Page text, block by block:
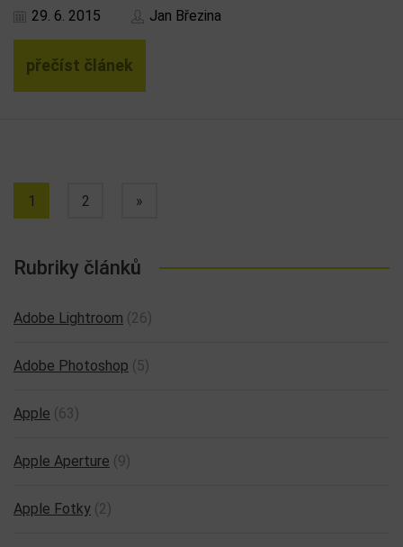
29. 6. 2015 Jan Březina
přečíst článek
1 2 »
Rubriky článků
Adobe Lightroom (26)
Adobe Photoshop (5)
Apple (63)
Apple Aperture (9)
Apple Fotky (2)